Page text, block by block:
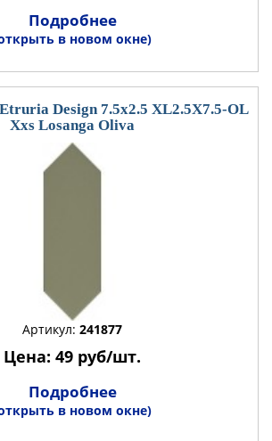
Подробнее
в новом окне)
Design 7.5x2.5 XL2.5X7.5-OL
Xxs Losanga Oliva
Артикул: 241877
Цена: 49 руб/шт.
Подробнее
в новом окне)